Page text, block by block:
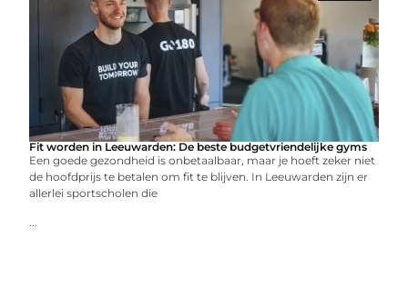
Fit worden in Leeuwarden: De beste budgetvriendelijke gyms
Een goede gezondheid is onbetaalbaar, maar je hoeft zeker niet
de hoofdprijs te betalen om fit te blijven. In Leeuwarden zijn er
allerlei sportscholen die
...